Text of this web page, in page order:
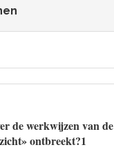
de werkwijzen van
ontbreekt?1